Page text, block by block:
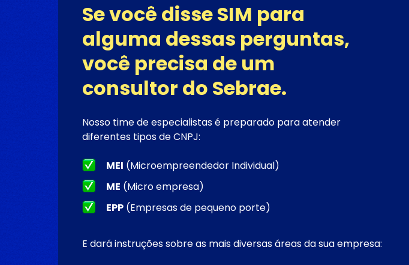
Se você disse SIM para
alguma dessas perguntas,
você precisa de um
consultor do Sebrae.
Nosso time de especialistas é preparado para atender
diferentes tipos de CNPJ:
MEI (Microempreendedor Individual)
ME (Micro empresa)
EPP (Empresas de pequeno porte)
E dará instruções sobre as mais diversas áreas da sua empresa: